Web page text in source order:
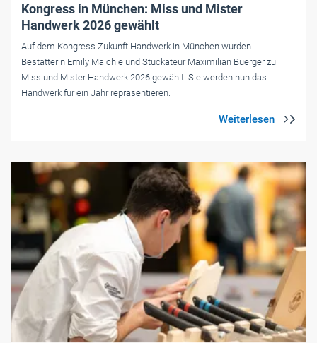
Kongress in München: Miss und Mister
Handwerk 2026 gewählt
Auf dem Kongress Zukunft Handwerk in München wurden
Bestatterin Emily Maichle und Stuckateur Maximilian Buerger zu
Miss und Mister Handwerk 2026 gewählt. Sie werden nun das
Handwerk für ein Jahr repräsentieren.